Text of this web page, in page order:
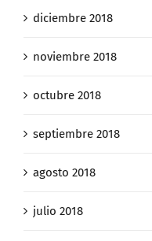
diciembre 2018
noviembre 2018
octubre 2018
septiembre 2018
agosto 2018
julio 2018